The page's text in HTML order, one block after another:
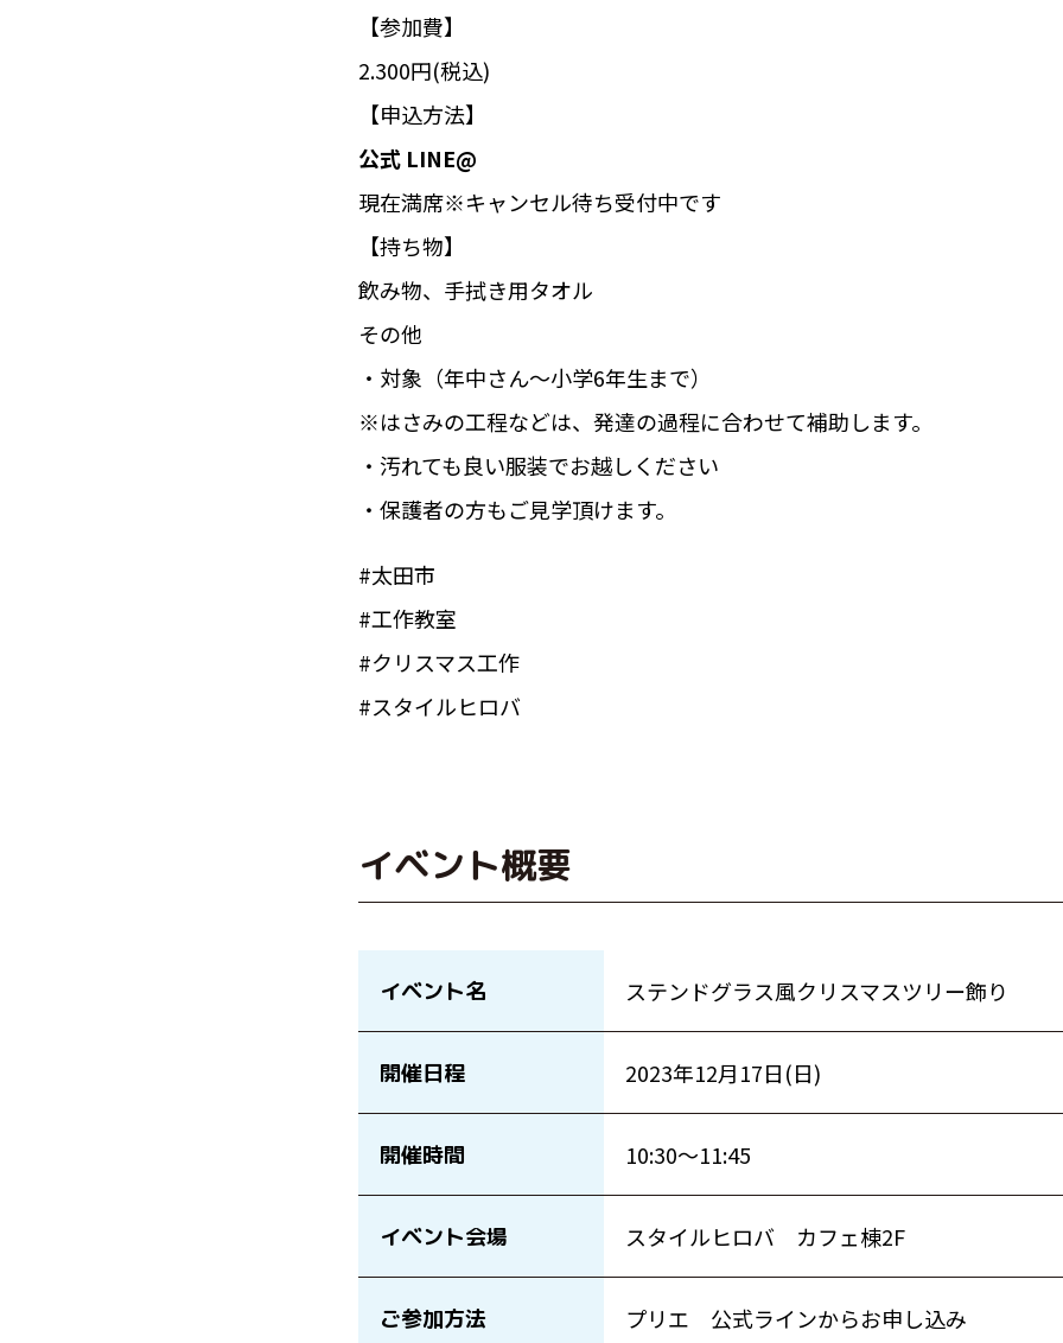
【参加費】
2.300円(税込)
【申込方法】
公式 LINE@
現在満席※キャンセル待ち受付中です
【持ち物】
飲み物、手拭き用タオル
その他
・対象（年中さん〜小学6年生まで）
※はさみの工程などは、発達の過程に合わせて補助します。
・汚れても良い服装でお越しください
・保護者の方もご見学頂けます。
#太田市
#工作教室
#クリスマス工作
#スタイルヒロバ
イベント概要
イベント名 ステンドグラス風クリスマスツリー飾り
開催日程 2023年12月17日(日)
開催時間 10:30〜11:45
イベント会場 スタイルヒロバ カフェ棟2F
ご参加方法 プリエ 公式ラインからお申し込み